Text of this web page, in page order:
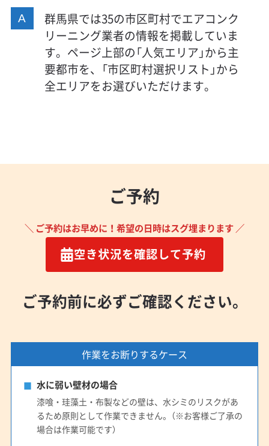
群馬県では35の市区町村でエアコンク
リーニング業者の情報を掲載していま
す。ページ上部の「人気エリア」から主
要都市を、「市区町村選択リスト」から
全エリアをお選びいただけます。
ご予約
＼ ご予約はお早めに！希望の日時はスグ埋まります ／
空き状況を確認して予約
ご予約前に必ずご確認ください。
作業をお断りするケース
水に弱い壁材の場合
漆喰・珪藻土・布製などの壁は、水シミのリスクがあ
るため原則として作業できません。（※お客様ご了承の
場合は作業可能です）